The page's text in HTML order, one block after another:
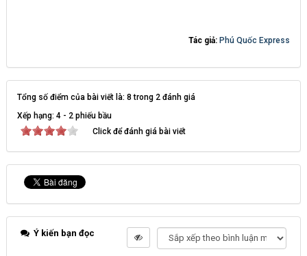
Tác giả:Phú Quốc Express
Tổng số điểm của bài viết là: 8 trong 2 đánh giá
Xếp hạng: 4- 2phiếu bầu
Click để đánh giá bài viết
Ý kiến bạn đọc